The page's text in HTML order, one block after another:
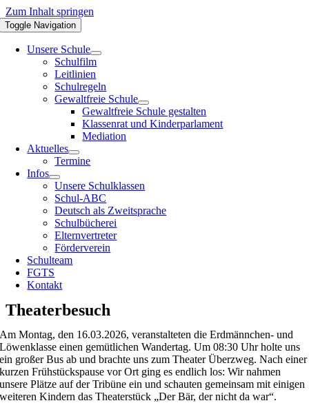
Zum Inhalt springen
Toggle Navigation
Unsere Schule
Schulfilm
Leitlinien
Schulregeln
Gewaltfreie Schule
Gewaltfreie Schule gestalten
Klassenrat und Kinderparlament
Mediation
Aktuelles
Termine
Infos
Unsere Schulklassen
Schul-ABC
Deutsch als Zweitsprache
Schulbücherei
Elternvertreter
Förderverein
Schulteam
FGTS
Kontakt
Theaterbesuch
Am Montag, den 16.03.2026, veranstalteten die Erdmännchen- und
Löwenklasse einen gemütlichen Wandertag. Um 08:30 Uhr holte uns
ein großer Bus ab und brachte uns zum Theater Überzweg. Nach einer
kurzen Frühstückspause vor Ort ging es endlich los: Wir nahmen
unsere Plätze auf der Tribüne ein und schauten gemeinsam mit einigen
weiteren Kindern das Theaterstück „Der Bär, der nicht da war“.